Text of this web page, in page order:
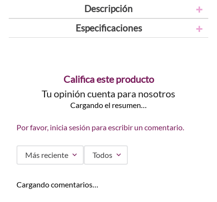
Descripción
Especificaciones
Califica este producto
Tu opinión cuenta para nosotros
Cargando el resumen…
Por favor, inicia sesión para escribir un comentario.
Más reciente Todos
Cargando comentarios…